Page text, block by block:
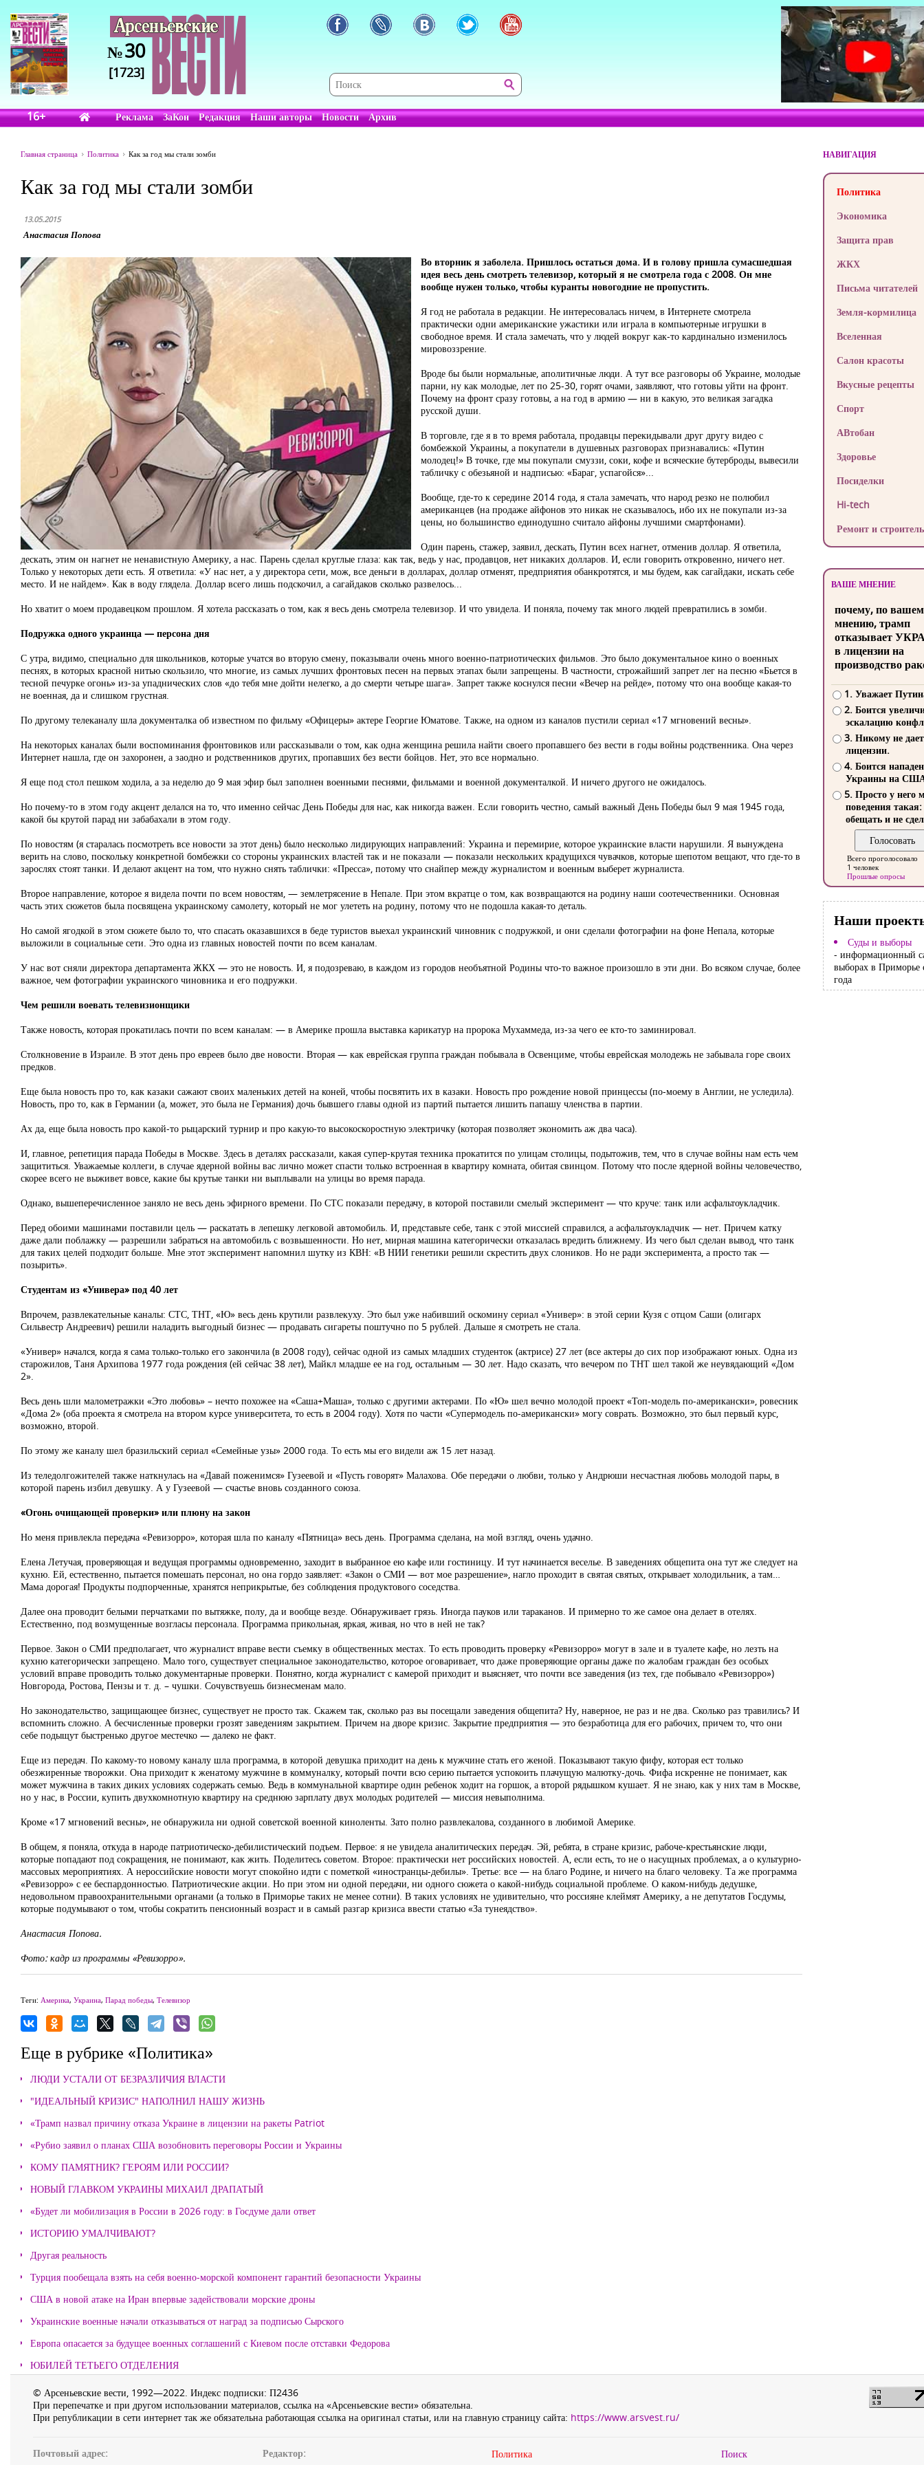
№30
[1723]
16+ Реклама ЗаКон Редакция Наши авторы Новости Архив
Главная страница Политика Как за год мы стали зомби
Как за год мы стали зомби
13.05.2015
Анастасия Попова
Во вторник я заболела. Пришлось остаться дома. И в голову пришла сумасшедшая
идея весь день смотреть телевизор, который я не смотрела года с 2008. Он мне
вообще нужен только, чтобы куранты новогодние не пропустить.
Я год не работала в редакции. Не интересовалась ничем, в Интернете смотрела
практически одни американские ужастики или играла в компьютерные игрушки в
свободное время. И стала замечать, что у людей вокруг как-то кардинально изменилось
мировоззрение.
Вроде бы были нормальные, аполитичные люди. А тут все разговоры об Украине, молодые
парни, ну как молодые, лет по 25-30, горят очами, заявляют, что готовы уйти на фронт.
Почему на фронт сразу готовы, а на год в армию — ни в какую, это великая загадка
русской души.
В торговле, где я в то время работала, продавцы перекидывали друг другу видео с
бомбежкой Украины, а покупатели в душевных разговорах признавались: «Путин
молодец!» В точке, где мы покупали смуззи, соки, кофе и всяческие бутерброды, вывесили
табличку с обезьяной и надписью: «Бараг, успагойся»...
Вообще, где-то к середине 2014 года, я стала замечать, что народ резко не полюбил
американцев (на продаже айфонов это никак не сказывалось, ибо их не покупали из-за
цены, но большинство единодушно считало айфоны лучшими смартфонами).
Один парень, стажер, заявил, дескать, Путин всех нагнет, отменив доллар. Я ответила,
дескать, этим он нагнет не ненавистную Америку, а нас. Парень сделал круглые глаза: как так, ведь у нас, продавцов, нет никаких долларов. И, если говорить откровенно, ничего нет.
Только у некоторых дети есть. Я ответила: «У нас нет, а у директора сети, мож, все деньги в долларах, доллар отменят, предприятия обанкротятся, и мы будем, как сагайдаки, искать себе
место. И не найдем». Как в воду глядела. Доллар всего лишь подскочил, а сагайдаков сколько развелось...
Но хватит о моем продавецком прошлом. Я хотела рассказать о том, как я весь день смотрела телевизор. И что увидела. И поняла, почему так много людей превратились в зомби.
Подружка одного украинца — персона дня
С утра, видимо, специально для школьников, которые учатся во вторую смену, показывали очень много военно-патриотических фильмов. Это было документальное кино о военных
песнях, в которых красной нитью скользило, что многие, из самых лучших фронтовых песен на первых этапах были запрещены. В частности, строжайший запрет лег на песню «Бьется в
тесной печурке огонь» из-за упаднических слов «до тебя мне дойти нелегко, а до смерти четыре шага». Запрет также коснулся песни «Вечер на рейде», потому что она вообще какая-то
не военная, да и слишком грустная.
По другому телеканалу шла документалка об известном по фильму «Офицеры» актере Георгие Юматове. Также, на одном из каналов пустили сериал «17 мгновений весны».
На некоторых каналах были воспоминания фронтовиков или рассказывали о том, как одна женщина решила найти своего пропавшего без вести в годы войны родственника. Она через
Интернет нашла, где он захоронен, а заодно и родственников других, пропавших без вести бойцов. Нет, это все нормально.
Я еще под стол пешком ходила, а за неделю до 9 мая эфир был заполнен военными песнями, фильмами и военной документалкой. И ничего другого не ожидалось.
Но почему-то в этом году акцент делался на то, что именно сейчас День Победы для нас, как никогда важен. Если говорить честно, самый важный День Победы был 9 мая 1945 года,
какой бы крутой парад ни забабахали в этом году.
По новостям (я старалась посмотреть все новости за этот день) было несколько лидирующих направлений: Украина и перемирие, которое украинские власти нарушили. Я вынуждена
верить на слово, поскольку конкретной бомбежки со стороны украинских властей так и не показали — показали нескольких крадущихся чувачков, которые шепотом вещают, что где-то в
зарослях стоят танки. И делают акцент на том, что нужно снять таблички: «Пресса», потому что снайпер между журналистом и военным выберет журналиста.
Второе направление, которое я видела почти по всем новостям, — землетрясение в Непале. При этом вкратце о том, как возвращаются на родину наши соотечественники. Основная
часть этих сюжетов была посвящена украинскому самолету, который не мог улететь на родину, потому что не подошла какая-то деталь.
Но самой ягодкой в этом сюжете было то, что спасать оказавшихся в беде туристов выехал украинский чиновник с подружкой, и они сделали фотографии на фоне Непала, которые
выложили в социальные сети. Это одна из главных новостей почти по всем каналам.
У нас вот сняли директора департамента ЖКХ — это не новость. И, я подозреваю, в каждом из городов необъятной Родины что-то важное произошло в эти дни. Во всяком случае, более
важное, чем фотографии украинского чиновника и его подружки.
Чем решили воевать телевизионщики
Также новость, которая прокатилась почти по всем каналам: — в Америке прошла выставка карикатур на пророка Мухаммеда, из-за чего ее кто-то заминировал.
Столкновение в Израиле. В этот день про евреев было две новости. Вторая — как еврейская группа граждан побывала в Освенциме, чтобы еврейская молодежь не забывала горе своих
предков.
Еще была новость про то, как казаки сажают своих маленьких детей на коней, чтобы посвятить их в казаки. Новость про рождение новой принцессы (по-моему в Англии, не уследила).
Новость, про то, как в Германии (а, может, это была не Германия) дочь бывшего главы одной из партий пытается лишить папашу членства в партии.
Ах да, еще была новость про какой-то рыцарский турнир и про какую-то высокоскоростную электричку (которая позволяет экономить аж два часа).
И, главное, репетиция парада Победы в Москве. Здесь в деталях рассказали, какая супер-крутая техника прокатится по улицам столицы, подытожив, тем, что в случае войны нам есть чем
защититься. Уважаемые коллеги, в случае ядерной войны вас лично может спасти только встроенная в квартиру комната, обитая свинцом. Потому что после ядерной войны человечество,
скорее всего не выживет вовсе, какие бы крутые танки ни выплывали на улицы во время парада.
Однако, вышеперечисленное заняло не весь день эфирного времени. По СТС показали передачу, в которой поставили смелый эксперимент — что круче: танк или асфальтоукладчик.
Перед обоими машинами поставили цель — раскатать в лепешку легковой автомобиль. И, представьте себе, танк с этой миссией справился, а асфальтоукладчик — нет. Причем катку
даже дали поблажку — разрешили забраться на автомобиль с возвышенности. Но нет, мирная машина категорически отказалась вредить ближнему. Из чего был сделан вывод, что танк
для таких целей подходит больше. Мне этот эксперимент напомнил шутку из КВН: «В НИИ генетики решили скрестить двух слоников. Но не ради эксперимента, а просто так —
позырить».
Студентам из «Универа» под 40 лет
Впрочем, развлекательные каналы: СТС, ТНТ, «Ю» весь день крутили развлекуху. Это был уже набивший оскомину сериал «Универ»: в этой серии Кузя с отцом Саши (олигарх
Сильвестр Андреевич) решили наладить выгодный бизнес — продавать сигареты поштучно по 5 рублей. Дальше я смотреть не стала.
«Универ» начался, когда я сама только-только его закончила (в 2008 году), сейчас одной из самых младших студенток (актрисе) 27 лет (все актеры до сих пор изображают юных. Одна из
старожилов, Таня Архипова 1977 года рождения (ей сейчас 38 лет), Майкл младше ее на год, остальным — 30 лет. Надо сказать, что вечером по ТНТ шел такой же неувядающий «Дом
2».
Весь день шли малометражки «Это любовь» – нечто похожее на «Саша+Маша», только с другими актерами. По «Ю» шел вечно молодой проект «Топ-модель по-американски», ровесник
«Дома 2» (оба проекта я смотрела на втором курсе университета, то есть в 2004 году). Хотя по части «Супермодель по-американски» могу соврать. Возможно, это был первый курс,
возможно, второй.
По этому же каналу шел бразильский сериал «Семейные узы» 2000 года. То есть мы его видели аж 15 лет назад.
Из теледолгожителей также наткнулась на «Давай поженимся» Гузеевой и «Пусть говорят» Малахова. Обе передачи о любви, только у Андрюши несчастная любовь молодой пары, в
которой парень избил девушку. А у Гузеевой — счастье вновь созданного союза.
«Огонь очищающей проверки» или плюну на закон
Но меня привлекла передача «Ревизорро», которая шла по каналу «Пятница» весь день. Программа сделана, на мой взгляд, очень удачно.
Елена Летучая, проверяющая и ведущая программы одновременно, заходит в выбранное ею кафе или гостиницу. И тут начинается веселье. В заведениях общепита она тут же следует на
кухню. Ей, естественно, пытается помешать персонал, но она гордо заявляет: «Закон о СМИ — вот мое разрешение», нагло проходит в святая святых, открывает холодильник, а там…
Мама дорогая! Продукты подпорченные, хранятся неприкрытые, без соблюдения продуктового соседства.
Далее она проводит белыми перчатками по вытяжке, полу, да и вообще везде. Обнаруживает грязь. Иногда пауков или тараканов. И примерно то же самое она делает в отелях.
Естественно, под возмущенные возгласы персонала. Программа прикольная, яркая, живая, но что в ней не так?
Первое. Закон о СМИ предполагает, что журналист вправе вести съемку в общественных местах. То есть проводить проверку «Ревизорро» могут в зале и в туалете кафе, но лезть на
кухню категорически запрещено. Мало того, существует специальное законодательство, которое оговаривает, что даже проверяющие органы даже по жалобам граждан без особых
условий вправе проводить только документарные проверки. Понятно, когда журналист с камерой приходит и выясняет, что почти все заведения (из тех, где побывало «Ревизорро»)
Новгорода, Ростова, Пензы и т. д. – чушки. Сочувствуешь бизнесменам мало.
Но законодательство, защищающее бизнес, существует не просто так. Скажем так, сколько раз вы посещали заведения общепита? Ну, наверное, не раз и не два. Сколько раз травились? И
вспомнить сложно. А бесчисленные проверки грозят заведениям закрытием. Причем на дворе кризис. Закрытие предприятия — это безработица для его рабочих, причем то, что они
себе подыщут быстренько другое местечко — далеко не факт.
Еще из передач. По какому-то новому каналу шла программа, в которой девушка приходит на день к мужчине стать его женой. Показывают такую фифу, которая ест только
обезжиренные творожки. Она приходит к женатому мужчине в коммуналку, который почти всю серию пытается успокоить плачущую малютку-дочь. Фифа искренне не понимает, как
может мужчина в таких диких условиях содержать семью. Ведь в коммунальной квартире один ребенок ходит на горшок, а второй рядышком кушает. Я не знаю, как у них там в Москве,
но у нас, в России, купить двухкомнотную квартиру на среднюю зарплату двух молодых родителей — миссия невыполнима.
Кроме «17 мгновений весны», не обнаружила ни одной советской военной киноленты. Зато полно развлекалова, созданного в любимой Америке.
В общем, я поняла, откуда в народе патриотическо-дебилистический подъем. Первое: я не увидела аналитических передач. Эй, ребята, в стране кризис, рабоче-крестьянские люди,
которые попадают под сокращения, не понимают, как жить. Поделитесь советом. Второе: практически нет российских новостей. А, если есть, то не о насущных проблемах, а о культурно-
массовых мероприятиях. А нероссийские новости могут спокойно идти с пометкой «иностранцы-дебилы». Третье: все — на благо Родине, и ничего на благо человеку. Та же программа
«Ревизорро» с ее беспардонностью. Патриотические акции. Но при этом ни одной передачи, ни одного сюжета о какой-нибудь социальной проблеме. О каком-нибудь дедушке,
недовольном правоохранительными органами (а только в Приморье таких не менее сотни). В таких условиях не удивительно, что россияне клеймят Америку, а не депутатов Госдумы,
которые подумывают о том, чтобы сократить пенсионный возраст и в самый разгар кризиса ввести статью «За тунеядство».
Анастасия Попова.
Фото: кадр из программы «Ревизорро».
Теги: Америка, Украина, Парад победы, Телевизор
Еще в рубрике «Политика»
ЛЮДИ УСТАЛИ ОТ БЕЗРАЗЛИЧИЯ ВЛАСТИ
"ИДЕАЛЬНЫЙ КРИЗИС" НАПОЛНИЛ НАШУ ЖИЗНЬ
«Трамп назвал причину отказа Украине в лицензии на ракеты Patriot
«Рубио заявил о планах США возобновить переговоры России и Украины
КОМУ ПАМЯТНИК? ГЕРОЯМ ИЛИ РОССИИ?
НОВЫЙ ГЛАВКОМ УКРАИНЫ МИХАИЛ ДРАПАТЫЙ
«Будет ли мобилизация в России в 2026 году: в Госдуме дали ответ
ИСТОРИЮ УМАЛЧИВАЮТ?
Другая реальность
Турция пообещала взять на себя военно-морской компонент гарантий безопасности Украины
США в новой атаке на Иран впервые задействовали морские дроны
Украинские военные начали отказываться от наград за подписью Сырского
Европа опасается за будущее военных соглашений с Киевом после отставки Федорова
ЮБИЛЕЙ ТЕТЬЕГО ОТДЕЛЕНИЯ
НАВИГАЦИЯ
Политика
Экономика
Защита прав
ЖКХ
Письма читателей
Земля-кормилица
Вселенная
Салон красоты
Вкусные рецепты
Спорт
АВтобан
Здоровье
Посиделки
Hi-tech
Ремонт и
ВАШЕ МНЕНИЕ
почему, по
мнению, трамп
отказывает
в лицензии на
производство
1. Уважает
2. Боится
эскалацию
3. Никому не
лицензии.
4. Боится
Украины на
5. Просто у него
поведения такая:
обещать и не
Всего проголосовало
1 человек
Прошлые опросы
Наши
Суды и выборы
- информационный
выборах в Приморье
года
© Арсеньевские вести, 1992—2022. Индекс подписки: П2436
При перепечатке и при другом использовании материалов, ссылка на «Арсеньевские вести» обязательна.
При републикации в сети интернет так же обязательна работающая ссылка на оригинал статьи, или на главную страницу сайта: https://www.arsvest.ru/
Почтовый адрес: Редактор: Политика Поиск